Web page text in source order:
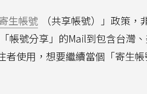
生帳號
（共享帳號）」政策，
帳號分享」的Mail到包含台灣
者使用，想要繼續當個「寄生